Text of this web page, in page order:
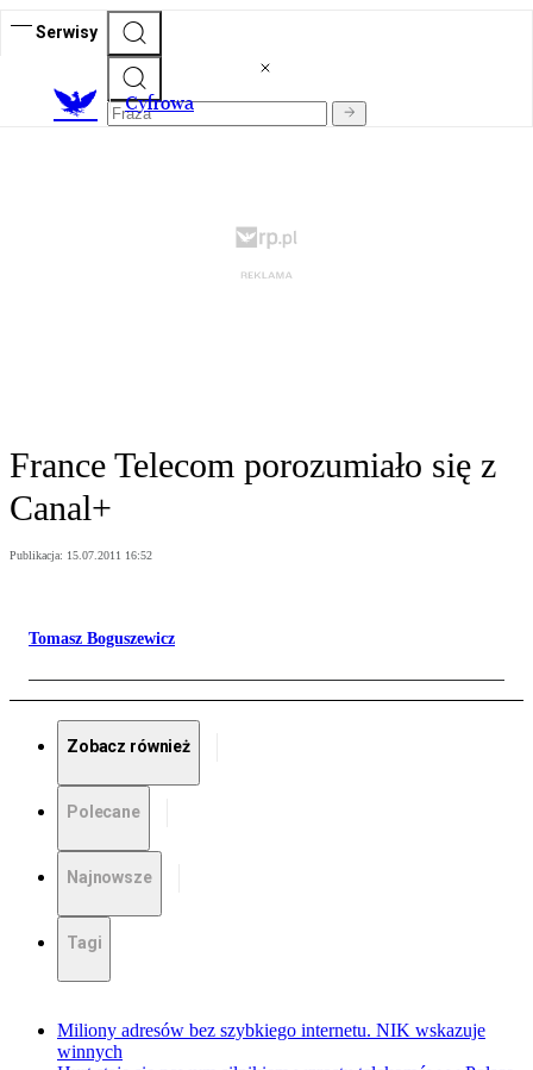
Serwisy
Cyfrowa
France Telecom porozumiało się z
Canal+
Publikacja: 15.07.2011 16:52
Tomasz Boguszewicz
Zobacz również
Polecane
Najnowsze
Tagi
Miliony adresów bez szybkiego internetu. NIK wskazuje
winnych